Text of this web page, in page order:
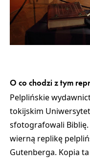
O co chodzi z tym
Pelplińskie
tokijskim
sfotografowali
wierną replikę
Gutenberga. Kopia